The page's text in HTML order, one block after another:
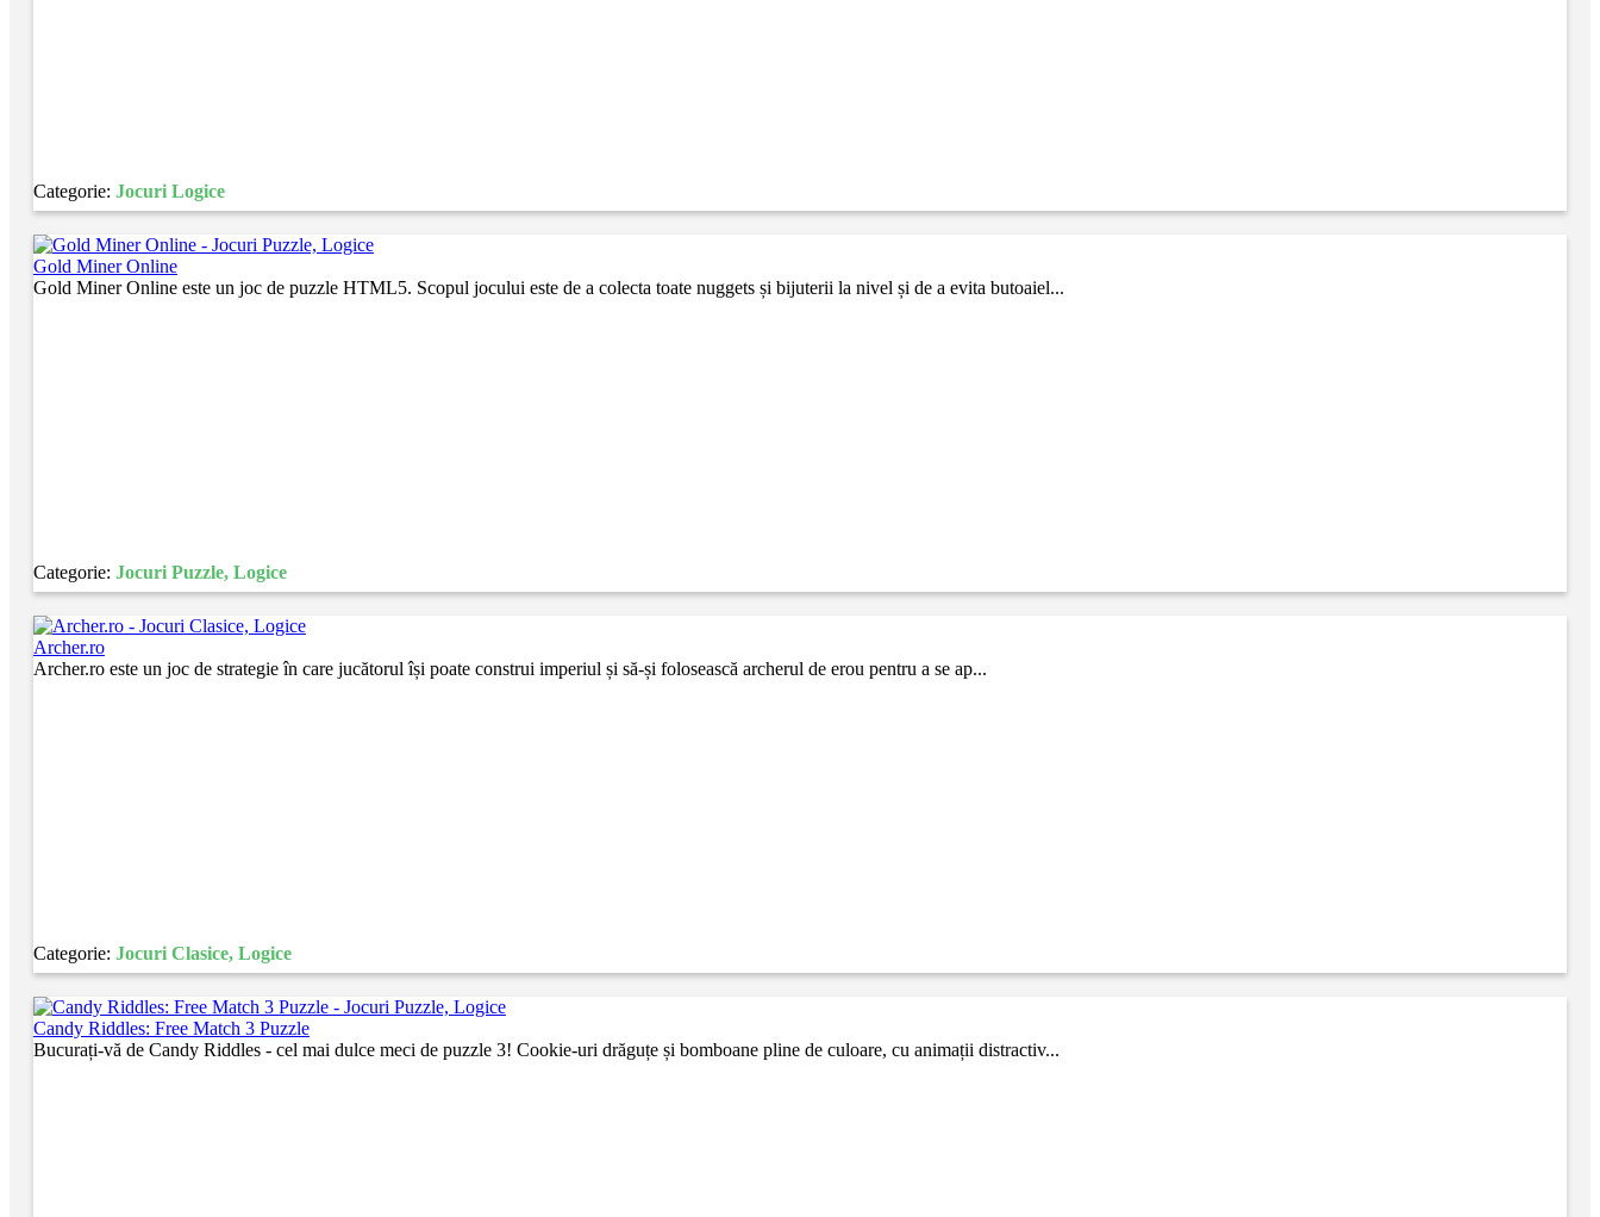
Categorie: Jocuri Logice
Gold Miner Online
Gold Miner Online este un joc de puzzle HTML5. Scopul jocului este de a colecta toate nuggets și bijuterii la nivel și de a evita butoaiel...
Categorie: Jocuri Puzzle, Logice
Archer.ro
Archer.ro este un joc de strategie în care jucătorul își poate construi imperiul și să-și folosească archerul de erou pentru a se ap...
Categorie: Jocuri Clasice, Logice
Candy Riddles: Free Match 3 Puzzle
Bucurați-vă de Candy Riddles - cel mai dulce meci de puzzle 3! Cookie-uri drăguțe și bomboane pline de culoare, cu animații distractiv...